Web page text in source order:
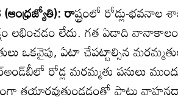
రాష్ట్రంలో రోడ్లు-
లభించడం లేదు. గత ఏడాది
ఒకవైపు, ఏటా చేపట్టాల్సిన
రోడ్ల మరమ్మతు పనులు
తయారవుతుండడంతో పాటు